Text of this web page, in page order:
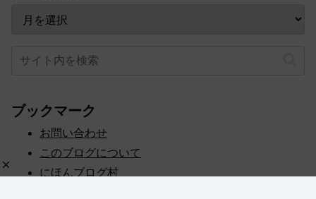
ブックマーク
お問い合わせ
このブログについて
にほんブログ村